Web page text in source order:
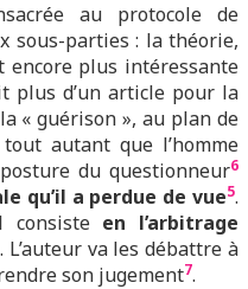
au protocole de
sous-parties : la théorie,
plus intéressante
plus d’un article pour la
« guérison », au plan de
autant que l’homme
du questionneur6
qu’il a perdue de vue5.
consiste en l’arbitrage
. L’auteur va les débattre à
son jugement7.